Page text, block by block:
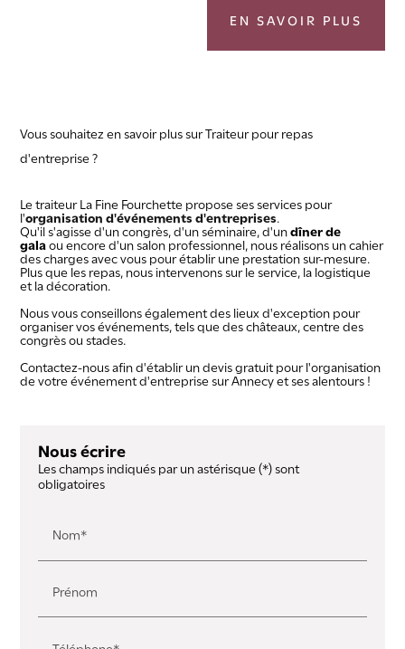
EN SAVOIR PLUS
Vous souhaitez en savoir plus sur
Traiteur pour repas
d'entreprise ?
Le traiteur La Fine Fourchette propose ses services pour
l'organisation d'événements d'entreprises.
Qu'il s'agisse d'un congrès, d'un séminaire, d'undîner de
gala ou encore d'un salon professionnel, nous réalisons un cahier
des charges avec vous pour établir une prestation sur-mesure.
Plus que les repas, nous intervenons sur le service, la logistique
et la décoration.
Nous vous conseillons également des lieux d'exception pour
organiser vos événements, tels que des châteaux, centre des
congrès ou stades.
Contactez-nous afin d'établir un devis gratuit pour l'organisation
de votre événement d'entreprise sur Annecy et ses alentours !
Nous écrire
Les champs indiqués par un astérisque (*) sont
obligatoires
Nom*
Prénom